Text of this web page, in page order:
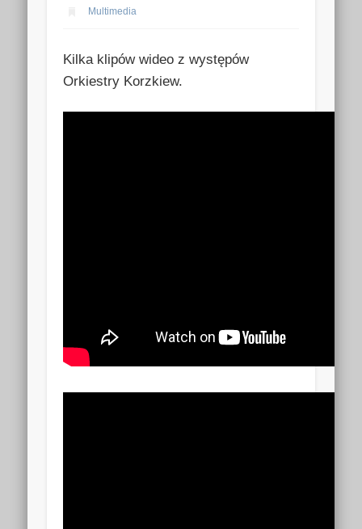
Multimedia
Kilka klipów wideo z występów
Orkiestry Korzkiew.